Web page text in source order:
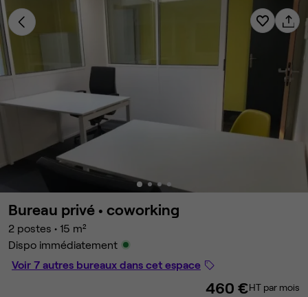
Bureau privé • coworking
2 postes • 15 m²
Dispo immédiatement
Voir 7 autres bureaux dans cet espace
460 €HT par mois